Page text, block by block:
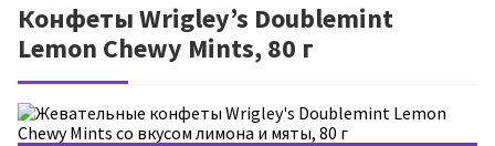
Конфеты Wrigley’s Doublemint
Lemon Chewy Mints, 80 г